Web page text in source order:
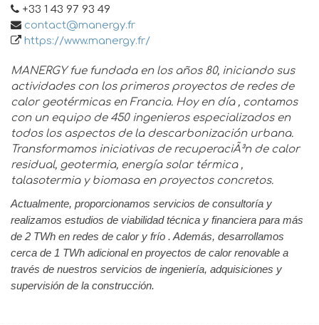
+33 1 43 97 93 49
contact@manergy.fr
https://www.manergy.fr/
MANERGY fue fundada en los años 80, iniciando sus
actividades con los primeros proyectos de redes de
calor geotérmicas en Francia. Hoy en día , contamos
con un equipo de 450 ingenieros especializados en
todos los aspectos de la descarbonización urbana.
Transformamos iniciativas de recuperaciÃ³n de calor
residual, geotermia, energía solar térmica ,
talasotermia y biomasa en proyectos concretos.
Actualmente, proporcionamos servicios de consultoría y
realizamos estudios de viabilidad técnica y financiera para más
de 2 TWh en redes de calor y frío . Además, desarrollamos
cerca de 1 TWh adicional en proyectos de calor renovable a
través de nuestros servicios de ingeniería, adquisiciones y
supervisión de la construcción.